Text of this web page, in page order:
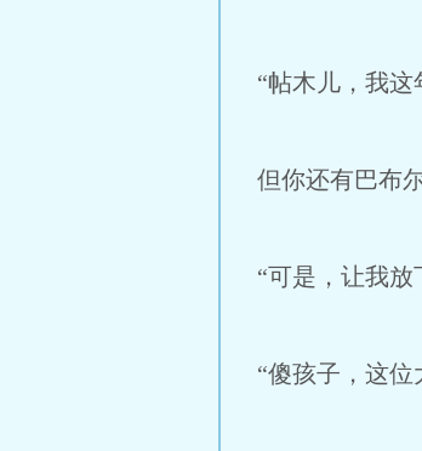
“帖木儿，我这
但你还有巴布
“可是，让我
“傻孩子，这